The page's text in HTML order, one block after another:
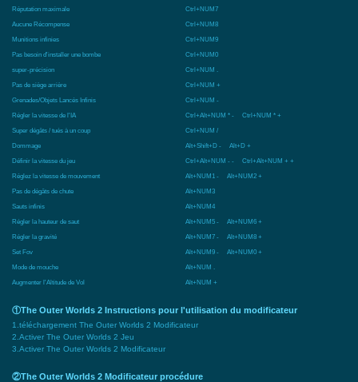
Réputation maximale
Ctrl+NUM7
Aucune Récompense
Ctrl+NUM8
Munitions infinies
Ctrl+NUM9
Pas besoin d'installer une bombe
Ctrl+NUM0
super-précision
Ctrl+NUM .
Pas de siège arrière
Ctrl+NUM +
Grenades/Objets Lancés Infinis
Ctrl+NUM -
Régler la vitesse de l'IA
Ctrl+Alt+NUM * - Ctrl+NUM * +
Super dégâts / tués à un coup
Ctrl+NUM /
Dommage
Alt+Shift+D - Alt+D +
Définir la vitesse du jeu
Ctrl+Alt+NUM - - Ctrl+Alt+NUM + +
Réglez la vitesse de mouvement
Alt+NUM1 - Alt+NUM2 +
Pas de dégâts de chute
Alt+NUM3
Sauts infinis
Alt+NUM4
Régler la hauteur de saut
Alt+NUM5 - Alt+NUM6 +
Régler la gravité
Alt+NUM7 - Alt+NUM8 +
Set Fov
Alt+NUM9 - Alt+NUM0 +
Mode de mouche
Alt+NUM .
Augmenter l'Altitude de Vol
Alt+NUM +
①The Outer Worlds 2 Instructions pour l'utilisation du modificateur
1.téléchargement The Outer Worlds 2 Modificateur
2.Activer The Outer Worlds 2 Jeu
3.Activer The Outer Worlds 2 Modificateur
②The Outer Worlds 2 Modificateur procédure